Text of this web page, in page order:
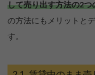
して売り出す方法の2
の方法にもメリットと
す。